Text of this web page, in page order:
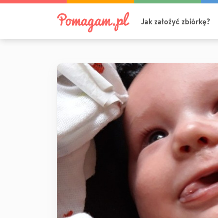
Jak założyć zbiórkę?